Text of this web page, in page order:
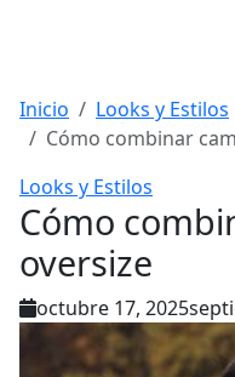
Inicio
Looks y Estilos
Cómo combinar
Looks y Estilos
Cómo
oversize
octubre 17, 2025